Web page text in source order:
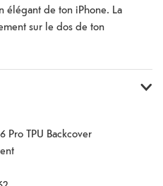
élégant de ton iPhone. La
sur le dos de ton
le téléphone contre les
Malgré la coque de
est à peine perceptible, mais
protection, sans rien perdre
Pro TPU Backcover